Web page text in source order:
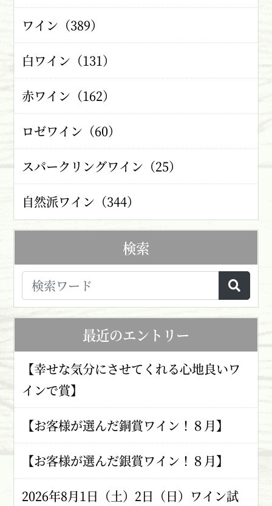
ワイン（389）
白ワイン（131）
赤ワイン（162）
ロゼワイン（60）
スパークリングワイン（25）
自然派ワイン（344）
検索
最近のエントリー
【幸せな気分にさせてくれる心地良いワ
インで賞】
【お客様が選んだ銅賞ワイン！８月】
【お客様が選んだ銀賞ワイン！８月】
2026年8月1日（土）2日（日）ワイン試